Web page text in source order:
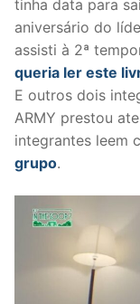
tinha data para
aniversário do
assisti à 2ª
queria ler este
E outros dois
ARMY prestou
integrantes leem
grupo.